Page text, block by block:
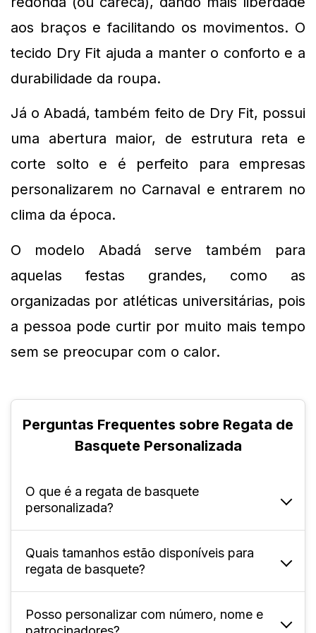
aos braços e facilitando os movimentos. O
tecido Dry Fit ajuda a manter o conforto e a
durabilidade da roupa.
Já o Abadá, também feito de Dry Fit, possui
uma abertura maior, de estrutura reta e
corte solto e é perfeito para empresas
personalizarem no Carnaval e entrarem no
clima da época.
O modelo Abadá serve também para
aquelas festas grandes, como as
organizadas por atléticas universitárias, pois
a pessoa pode curtir por muito mais tempo
sem se preocupar com o calor.
Perguntas Frequentes sobre Regata de
Basquete Personalizada
O que é a regata de basquete
personalizada?
É uma peça esportiva feita sob medida, com
possibilidade de incluir design, nome, número
e logotipo da equipe.
Quais tamanhos estão disponíveis para
regata de basquete?
Disponível para adultos nos tamanhos P ao
Posso personalizar com número, nome e